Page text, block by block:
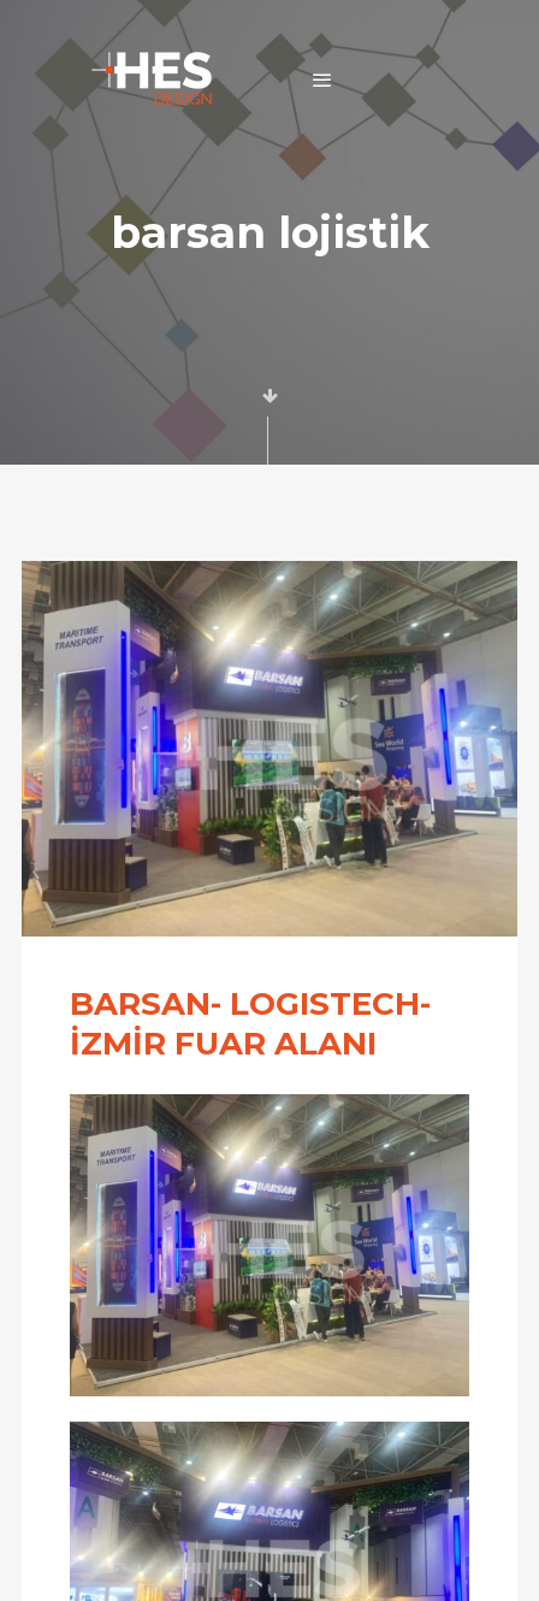
barsan lojistik
BARSAN- LOGISTECH-
İZMİR FUAR ALANI